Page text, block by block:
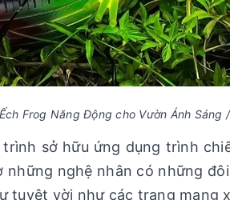
Frog Năng Động cho Vườn Ánh Sáng
trình sở hữu ứng dụng trình
nghệ nhân có những
tuyệt vời như các trang mạng